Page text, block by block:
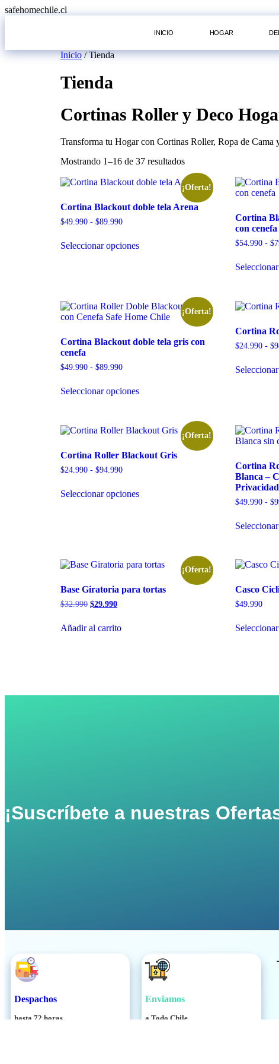
safehomechile.cl
INICIO HOGAR
Inicio/ Tienda
Tienda
Cortinas Roller y Deco
Transforma tu Hogar con Cortinas Roller, Ropa de
Mostrando 1–16 de 37 resultados
¡Oferta!
Cortina Blackout doble tela Arena
$49.990 - $89.990
Seleccionar opciones
Cortina
con cenefa
$54.990 - $
¡Oferta!
Cortina Blackout doble tela gris con
cenefa
$49.990 - $89.990
Seleccionar opciones
Cortina
$24.990 - $
¡Oferta!
Cortina Roller Blackout Gris
$24.990 - $94.990
Seleccionar opciones
Cortina
Blanca –
$49.990 - $
¡Oferta!
Base Giratoria para tortas
$32.990 $29.990
Añadir al carrito
Casco
$49.990
¡Suscríbete a nuestras
Despachos
hasta 72 horas
Enviamos
a Todo Chile